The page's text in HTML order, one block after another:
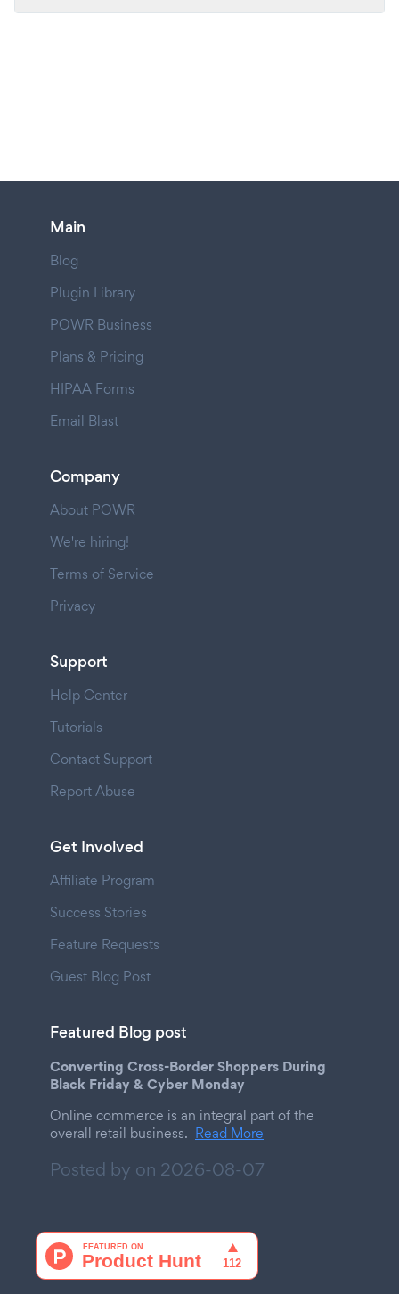
Main
Blog
Plugin Library
POWR Business
Plans & Pricing
HIPAA Forms
Email Blast
Company
About POWR
We're hiring!
Terms of Service
Privacy
Support
Help Center
Tutorials
Contact Support
Report Abuse
Get Involved
Affiliate Program
Success Stories
Feature Requests
Guest Blog Post
Featured Blog post
Converting Cross-Border Shoppers During
Black Friday & Cyber Monday
Online commerce is an integral part of the
overall retail business. Read More
Posted by on 2026-08-07